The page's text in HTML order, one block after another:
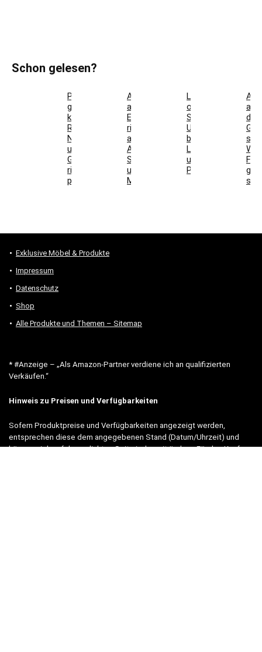
Schon gelesen?
Parkett
günstig
kaufen:
Restposten,
Nutzschicht
und
Gesamtkosten
richtig
prüfen
Akustikpaneele
aus
Eiche
richtig
auswählen:
Aufbau,
Schallwirkung
und
Montage
Landhausdiele
oder
Schiffsboden:
Unterschiede
bei
Laminat
und
Parkett
auf
den
Grill
sind
Exklusive Möbel & Produkte
Impressum
Datenschutz
Shop
Alle Produkte und Themen – Sitemap
* #Anzeige – „Als Amazon-Partner verdiene ich an qualifizierten
Verkäufen.“
Hinweis zu Preisen und Verfügbarkeiten
Sofern Produktpreise und Verfügbarkeiten angezeigt werden,
entsprechen diese dem angegebenen Stand (Datum/Uhrzeit) und
können sich auf der verlinkten Seite jederzeit ändern. Für den Kauf